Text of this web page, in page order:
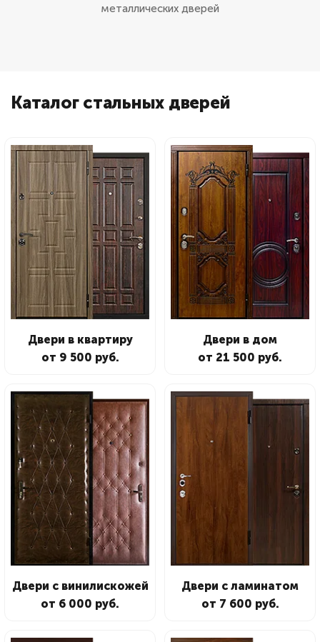
металлических дверей
Каталог стальных дверей
Двери в квартиру
от 9 500 руб.
Двери в дом
от 21 500 руб.
Двери с винилискожей
от 6 000 руб.
Двери с ламинатом
от 7 600 руб.